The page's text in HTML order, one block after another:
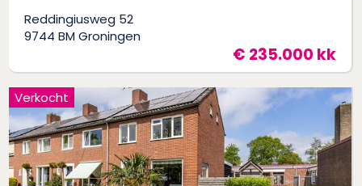
Reddingiusweg 52
9744 BM Groningen
€ 235.000 kk
Verkocht